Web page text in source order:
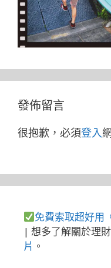
發佈留言
很抱歉，必須登入
免費索取超好用
| 想多了解關於理
片 。